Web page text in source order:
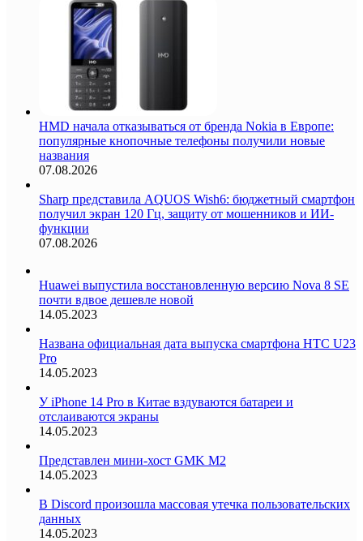
HMD начала отказываться от бренда Nokia в Европе:
популярные кнопочные телефоны получили новые
названия
07.08.2026
Sharp представила AQUOS Wish6: бюджетный смартфон
получил экран 120 Гц, защиту от мошенников и ИИ-
функции
07.08.2026
Huawei выпустила восстановленную версию Nova 8 SE
почти вдвое дешевле новой
14.05.2023
Названа официальная дата выпуска смартфона HTC U23
Pro
14.05.2023
У iPhone 14 Pro в Китае вздуваются батареи и
отслаиваются экраны
14.05.2023
Представлен мини-хост GMK M2
14.05.2023
В Discord произошла массовая утечка пользовательских
данных
14.05.2023